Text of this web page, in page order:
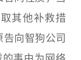
其他补救措
向智狗公司